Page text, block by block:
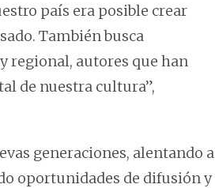
país era posible crear
También busca
regional, autores que han
de nuestra cultura”,
generaciones, alentando a
oportunidades de difusión y